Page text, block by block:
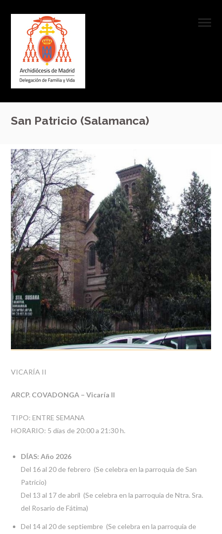
San Patricio (Salamanca)
VICARÍA II
ARCP. COVADONGA – Vicaría II
TIPO: ENTRE SEMANA
HORARIO: 5 días de 20:00 a 21:30 h.
DÍAS: Año 2026
Del 16 al 20 de febrero (Se celebra en la parroquia de San
Patricio)
Del 13 al 17 de abril (Se celebra en la parroquia de Ntra. Sra.
del Rosario de Fátima)
Del 14 al 20 de septiembre (Se celebra en la parroquia de